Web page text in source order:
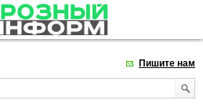
Пишите нам